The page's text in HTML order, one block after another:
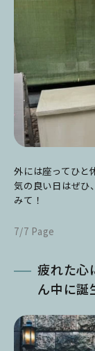
外には座ってひと
気の良い日はぜひ
みて！
7/7 Page
疲れた心
ん中に誕